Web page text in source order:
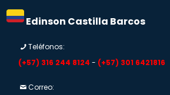
Edinson Castilla Barcos
Teléfonos:
(+57) 316 244 8124 - (+57) 301 6421816
Correo: